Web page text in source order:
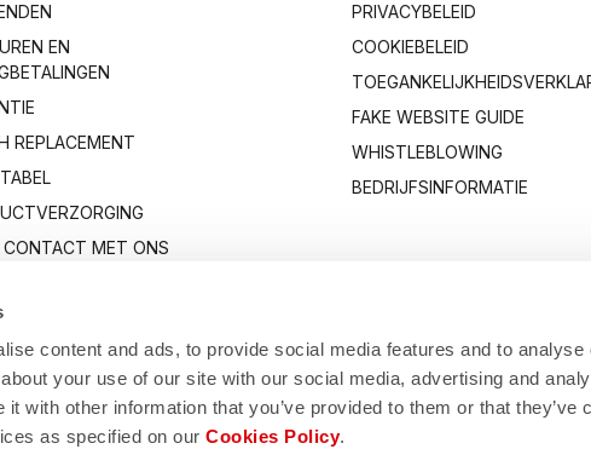
content and ads, to provide social media features and to analyse
your use of our site with our social media, advertising and
with other information that you’ve provided to them or that they’ve
as specified on ourCookies Policy.
EN
REPLACEMENT
CONTACT MET ONS
PRIVACYBELEID
COOKIEBELEID
FAKE WEBSITE GUIDE
WHISTLEBLOWING
BEDRIJFSINFORMATIE